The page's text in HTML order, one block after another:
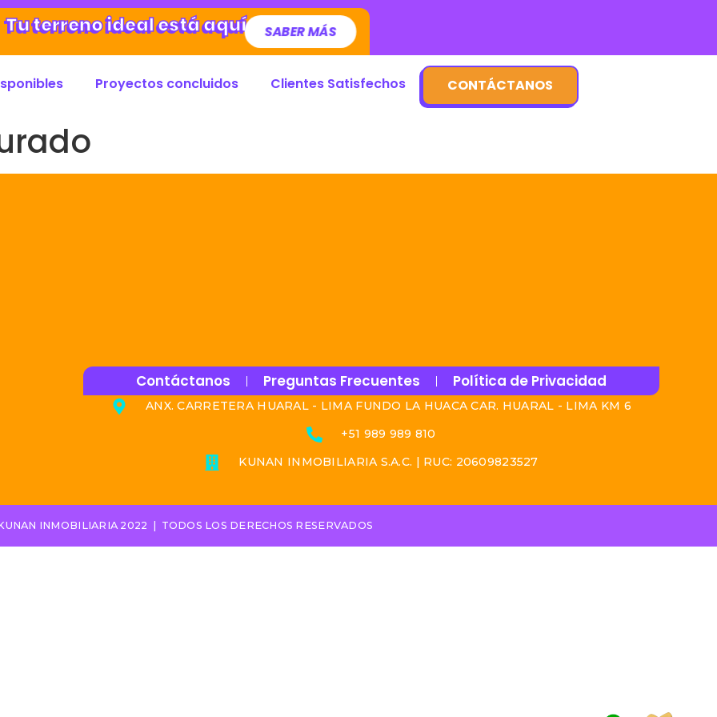
Tu terreno ideal está aquí SABER MÁS
Proyectos concluidos Clientes Satisfechos CONTÁCTANOS
Contáctanos Preguntas Frecuentes Política de Privacidad
ANX. CARRETERA HUARAL - LIMA FUNDO LA HUACA CAR. HUARAL - LIMA KM 6
+51 989 989 810
KUNAN INMOBILIARIA S.A.C. | RUC: 20609823527
INMOBILIARIA 2022 | TODOS LOS DERECHOS RESERVADOS